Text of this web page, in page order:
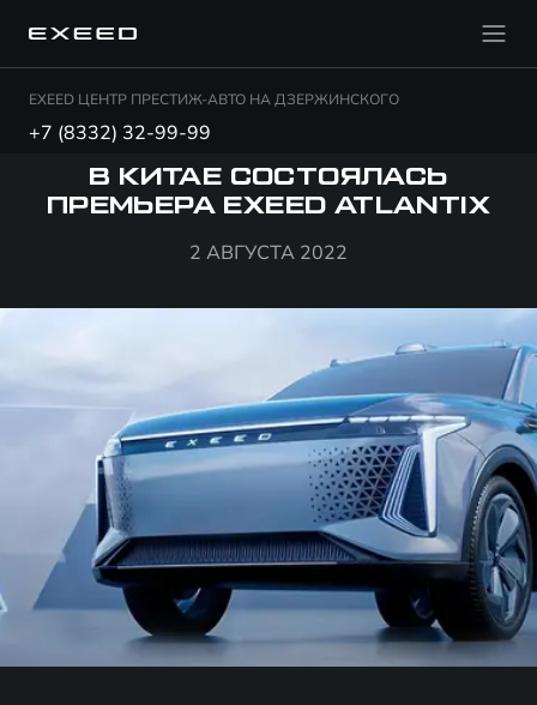
EXEED ЦЕНТР ПРЕСТИЖ-АВТО НА ДЗЕРЖИНСКОГО
+7 (8332) 32-99-99
В КИТАЕ СОСТОЯЛАСЬ
ПРЕМЬЕРА EXEED ATLANTIX
2 АВГУСТА 2022